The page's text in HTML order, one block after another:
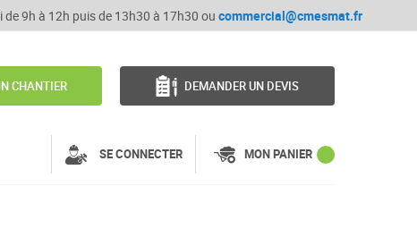
de 9h à 12h puis de 13h30 à 17h30 ou commercial@cmesmat.fr
CHANTIER DEMANDER UN DEVIS
SE CONNECTER MON PANIER